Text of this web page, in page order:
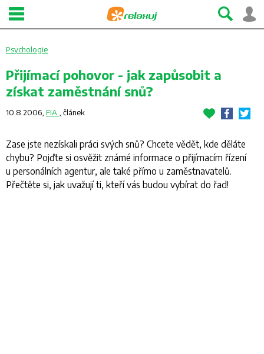
Psychologie
Přijímací pohovor - jak zapůsobit a
získat zaměstnání snů?
10.8.2006, FIA článek
Zase jste nezískali práci svých snů? Chcete vědět, kde děláte
chybu? Pojďte si osvěžit známé informace o přijímacím řízení
u personálních agentur, ale také přímo u zaměstnavatelů.
Přečtěte si, jak uvažují ti, kteří vás budou vybírat do řad!